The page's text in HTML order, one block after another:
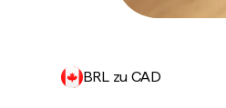
BRL zu CAD